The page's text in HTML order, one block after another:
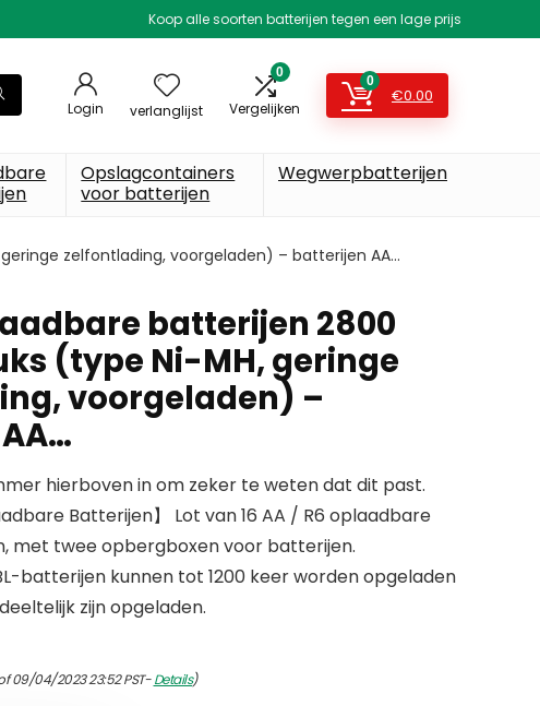
Koop alle soorten batterijen tegen een lage prijs
Login verlanglijst
0
Vergelijken
0
€0.00
Opslagcontainers
voor batterijen
Wegwerpbatterijen
zelfontlading, voorgeladen) – batterijen AA…
batterijen 2800
(type Ni-MH, geringe
voorgeladen) –
hierboven in om zeker te weten dat dit past.
Batterijen】 Lot van 16 AA / R6 oplaadbare
met twee opbergboxen voor batterijen.
batterijen kunnen tot 1200 keer worden opgeladen
zijn opgeladen.
09/04/2023 23:52 PST-Details)